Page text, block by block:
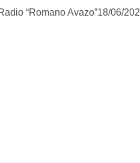
“Romano Avazo”18/06/